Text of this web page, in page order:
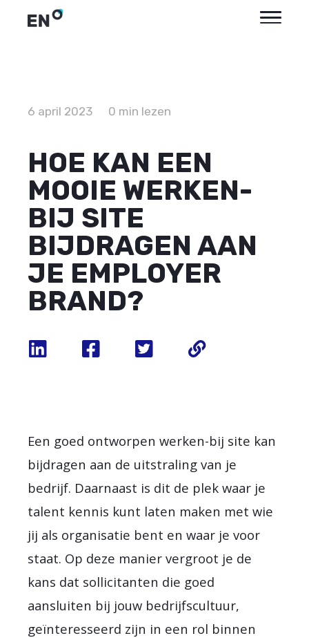
6 april 2023 0 min lezen
HOE KAN EEN
MOOIE WERKEN-
BIJ SITE
BIJDRAGEN AAN
JE EMPLOYER
BRAND?
Een goed ontworpen werken-bij site kan
bijdragen aan de uitstraling van je
bedrijf. Daarnaast is dit de plek waar je
talent kennis kunt laten maken met wie
jij als organisatie bent en waar je voor
staat. Op deze manier vergroot je de
kans dat sollicitanten die goed
aansluiten bij jouw bedrijfscultuur,
geïnteresseerd zijn in een rol binnen